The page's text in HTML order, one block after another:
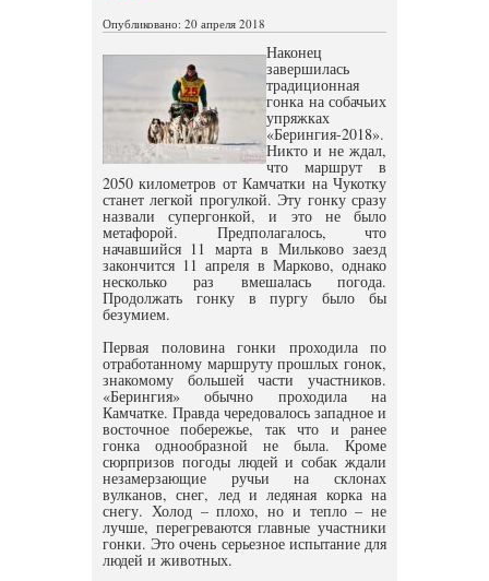
Опубликовано: 20 апреля 2018
Наконец
завершилась
традиционная
гонка на собачьих
упряжках
«Берингия-2018».
Никто и не ждал,
что маршрут в
2050 километров от Камчатки на Чукотку
станет легкой прогулкой. Эту гонку сразу
назвали супергонкой, и это не было
метафорой. Предполагалось, что
начавшийся 11 марта в Мильково заезд
закончится 11 апреля в Марково, однако
несколько раз вмешалась погода.
Продолжать гонку в пургу было бы
безумием.
Первая половина гонки проходила по
отработанному маршруту прошлых гонок,
знакомому большей части участников.
«Берингия» обычно проходила на
Камчатке. Правда чередовалось западное и
восточное побережье, так что и ранее
гонка однообразной не была. Кроме
сюрпризов погоды людей и собак ждали
незамерзающие ручьи на склонах
вулканов, снег, лед и ледяная корка на
снегу. Холод – плохо, но и тепло – не
лучше, перегреваются главные участники
гонки. Это очень серьезное испытание для
людей и животных.